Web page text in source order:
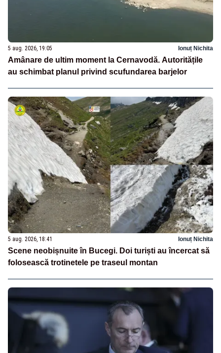
5 aug. 2026, 19:05 Ionuț Nichita
Amânare de ultim moment la Cernavodă. Autoritățile
au schimbat planul privind scufundarea barjelor
5 aug. 2026, 18:41 Ionuț Nichita
Scene neobișnuite în Bucegi. Doi turiști au încercat să
folosească trotinetele pe traseul montan